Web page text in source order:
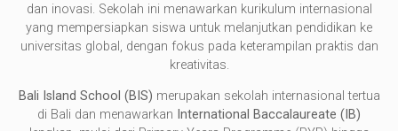
dan inovasi. Sekolah ini menawarkan kurikulum internasional
yang mempersiapkan siswa untuk melanjutkan pendidikan ke
universitas global, dengan fokus pada keterampilan praktis dan
kreativitas.
Bali Island School (BIS) merupakan sekolah internasional tertua
di Bali dan menawarkan International Baccalaureate (IB)